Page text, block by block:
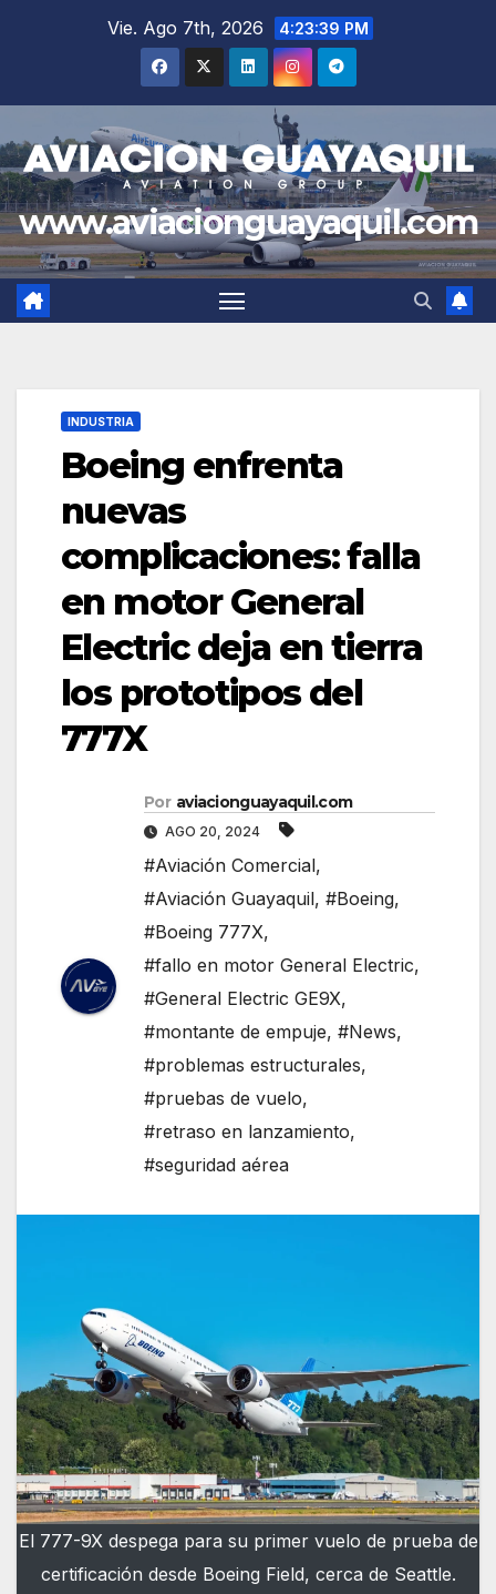
Vie. Ago 7th, 2026 4:23:40 PM
www.aviacionguayaquil.com
INDUSTRIA
Boeing enfrenta
nuevas
complicaciones: falla
en motor General
Electric deja en tierra
los prototipos del
777X
Por aviacionguayaquil.com
AGO 20, 2024
#Aviación Comercial,
#Aviación Guayaquil, #Boeing,
#Boeing 777X,
#fallo en motor General Electric,
#General Electric GE9X,
#montante de empuje, #News,
#problemas estructurales,
#pruebas de vuelo,
#retraso en lanzamiento,
#seguridad aérea
El 777-9X despega para su primer vuelo de prueba de
certificación desde Boeing Field, cerca de Seattle.